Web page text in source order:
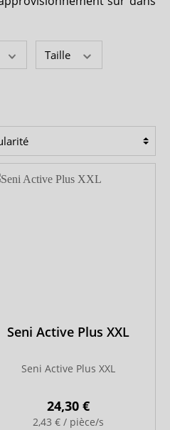
Taille
Seni Active Plus XXL
Seni Active Plus XXL
24,30 €
2,43 € / pièce/s